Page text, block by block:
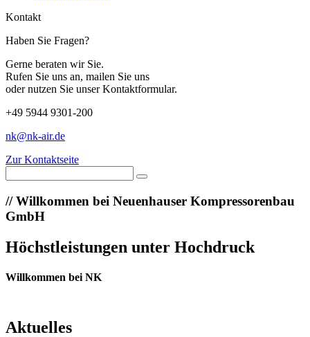
Kontakt
Haben Sie Fragen?
Gerne beraten wir Sie.
Rufen Sie uns an, mailen Sie uns
oder nutzen Sie unser Kontaktformular.
+49 5944 9301-200
nk@nk-air.de
Zur Kontaktseite
//Willkommen bei Neuenhauser Kompressorenbau
GmbH
Höchstleistungen unter Hochdruck
Willkommen bei NK
Aktuelles